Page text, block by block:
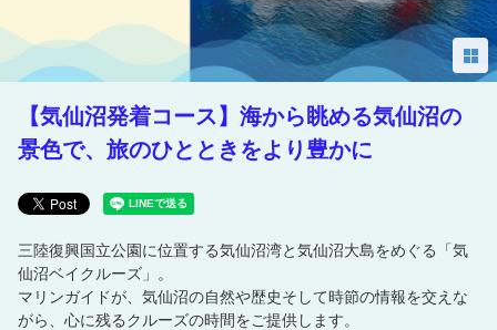
繁體中文
Español
ログイン
【気仙沼発着コース】海から眺める気仙沼の
景色で、旅のひとときをより豊かに
三陸復興国立公園に位置する気仙沼湾と気仙沼大島をめぐる「気
仙沼ベイクルーズ」。
マリンガイドが、気仙沼の自然や歴史そして時節の情報を交えな
がら、心に残るクルーズの時間をご提供します。